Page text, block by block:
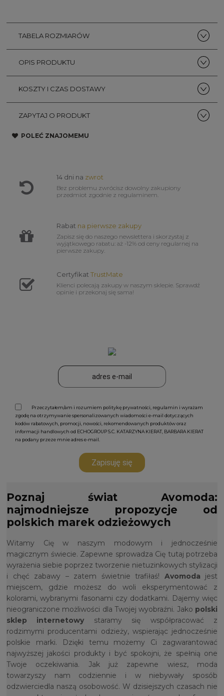
TABELA ROZMIARÓW
OPIS PRODUKTU
KOSZTY I CZAS DOSTAWY
ZAPYTAJ O PRODUKT
POLEĆ ZNAJOMEMU
14 dni na zwrot
Bez problemu zwrócisz dowolny zakupiony
przedmiot zgodnie z regulaminem.
Rabat na pierwsze zakupy
Zapisz się do naszego newslettera i skorzystaj z
wyjątkowego rabatu: aż -12% od ceny regularnej na
pierwsze zakupy.
Certyfikat TrustMate
Klienci polecają zakupy w naszym sklepie. Sprawdź
opinie i przekonaj się sama!
Przeczytałem/am i rozumiem politykę prywatności, regulamin i wyrażam
zgodę na otrzymywanie spersonalizowanych wiadomości e-mail dotyczących
kodów rabatowych, promocji, nowości, rekomendowanych produktów oraz
informacji handlowych od ECHOGROUP S.C. KATARZYNA KIERAT, BARBARA KIERAT
na podany przeze mnie adres e-mail.
Zapisuję się
Poznaj świat Avomoda:
najmodniejsze propozycje od
polskich marek odzieżowych
Witamy Cię w naszym modowym i jednocześnie
magicznym świecie. Zapewne sprowadza Cię tutaj potrzeba
wyrażenia siebie poprzez tworzenie nietuzinkowych stylizacji
i chęć zabawy – zatem świetnie trafiłaś! Avomoda jest
miejscem, gdzie możesz do woli eksperymentować z
kolorami, wybranymi fasonami czy dodatkami. Dajemy więc
nieograniczone możliwości dla Twojej wyobraźni. Jako polski
sklep internetowy staramy się współpracować z
rodzimymi producentami odzieży, wspierając jednocześnie
polskie marki. Dzięki temu możemy Ci zagwarantować
najwyższej jakości produkty i być spokojni, że spełnią one
Twoje oczekiwania. Jak już zapewne wiesz, moda
towarzyszy nam codziennie i w niebywały sposób
odzwierciedla naszą osobowość. W dzisiejszych czasach nie